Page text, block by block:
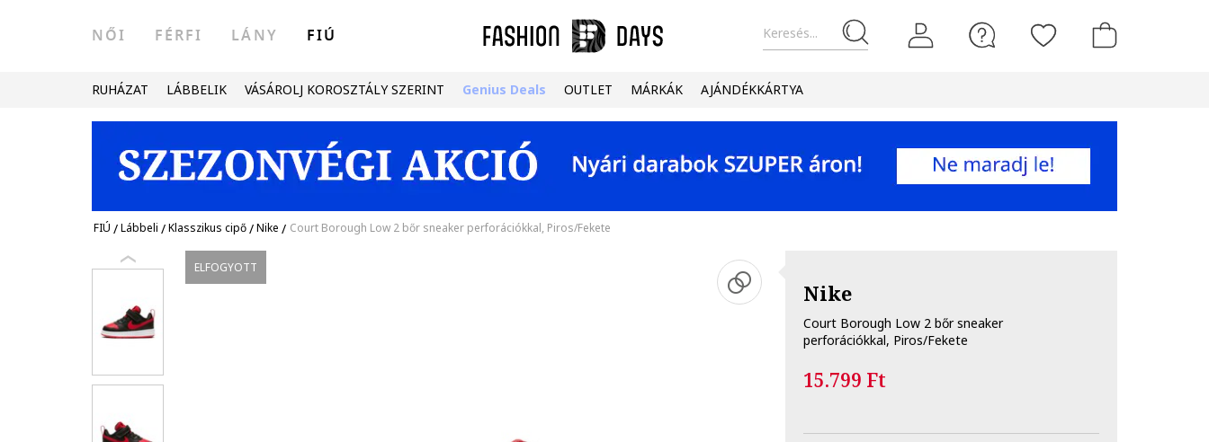
Keresés...
NŐI FÉRFI LÁNY FIÚ
RUHÁZAT LÁBBELIK VÁSÁROLJ KOROSZTÁLY SZERINT Genius Deals OUTLET MÁRKÁK AJÁNDÉKKÁRTYA
FIÚ /Lábbeli /Klasszikus cipő/Nike / Court Borough Low 2 bőr sneaker perforációkkal, Piros/Fekete
ELFOGYOTT
Nike
Court Borough Low 2 bőr sneaker
perforációkkal, Piros/Fekete
15.799 Ft